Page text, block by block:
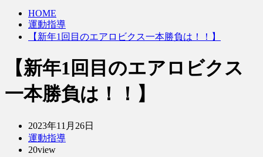
HOME
運動指導
【新年1回目のエアロビクス一本勝負は！！】
【新年1回目のエアロビクス
一本勝負は！！】
2023年11月26日
運動指導
20view